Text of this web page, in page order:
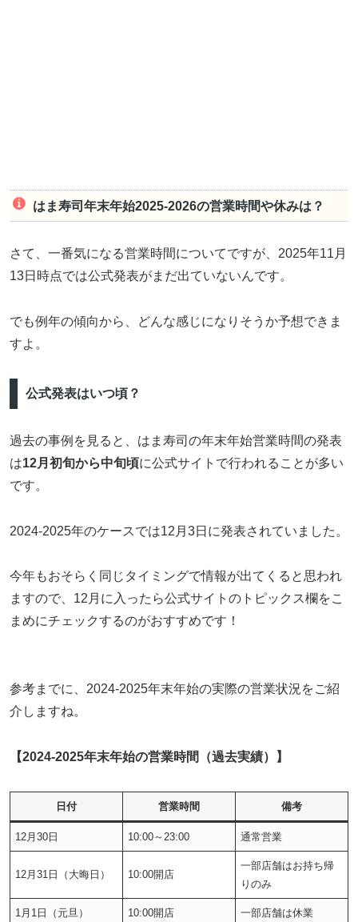
はま寿司年末年始2025-2026の営業時間や休みは？
さて、一番気になる営業時間についてですが、2025年11月
13日時点では公式発表がまだ出ていないんです。
でも例年の傾向から、どんな感じになりそうか予想できま
すよ。
公式発表はいつ頃？
過去の事例を見ると、はま寿司の年末年始営業時間の発表
は12月初旬から中旬頃に公式サイトで行われることが多い
です。
2024-2025年のケースでは12月3日に発表されていました。
今年もおそらく同じタイミングで情報が出てくると思われ
ますので、12月に入ったら公式サイトのトピックス欄をこ
まめにチェックするのがおすすめです！
参考までに、2024-2025年末年始の実際の営業状況をご紹
介しますね。
【2024-2025年末年始の営業時間（過去実績）】
日付 営業時間 備考
12月30日 10:00～23:00 通常営業
12月31日（大晦日） 10:00開店
一部店舗はお持ち帰
りのみ
1月1日（元旦） 10:00開店 一部店舗は休業